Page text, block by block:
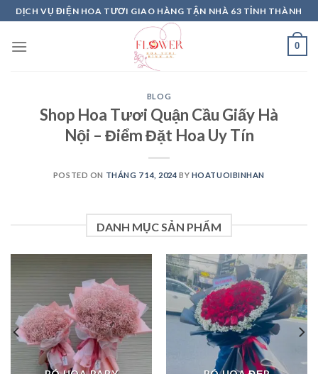
Skip
to
content
DỊCH VỤ ĐIỆN HOA TƯƠI GIAO HÀNG TẬN NHÀ 63 TỈNH THÀNH
0
BLOG
Shop Hoa Tươi Quận Cầu Giấy Hà
Nội – Điểm Đặt Hoa Uy Tín
POSTED ON THÁNG 7 14, 2024 BY HOATUOIBINHAN
DANH MỤC SẢN PHẨM